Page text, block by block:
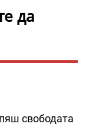
да
свободата